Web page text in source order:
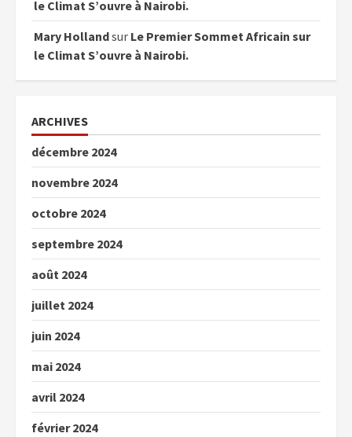
le Climat S’ouvre à Nairobi.
Mary Hollandsur Le Premier Sommet Africain sur
le Climat S’ouvre à Nairobi.
ARCHIVES
décembre 2024
novembre 2024
octobre 2024
septembre 2024
août 2024
juillet 2024
juin 2024
mai 2024
avril 2024
février 2024